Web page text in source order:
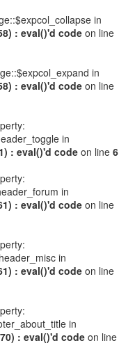
in
: eval()'d codeon line
in
: eval()'d codeon line
in
: eval()'d codeon line 6
in
: eval()'d codeon line
in
: eval()'d codeon line
in
: eval()'d codeon line